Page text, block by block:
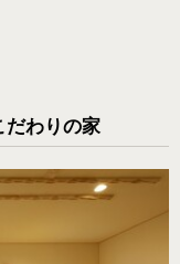
だわりの家